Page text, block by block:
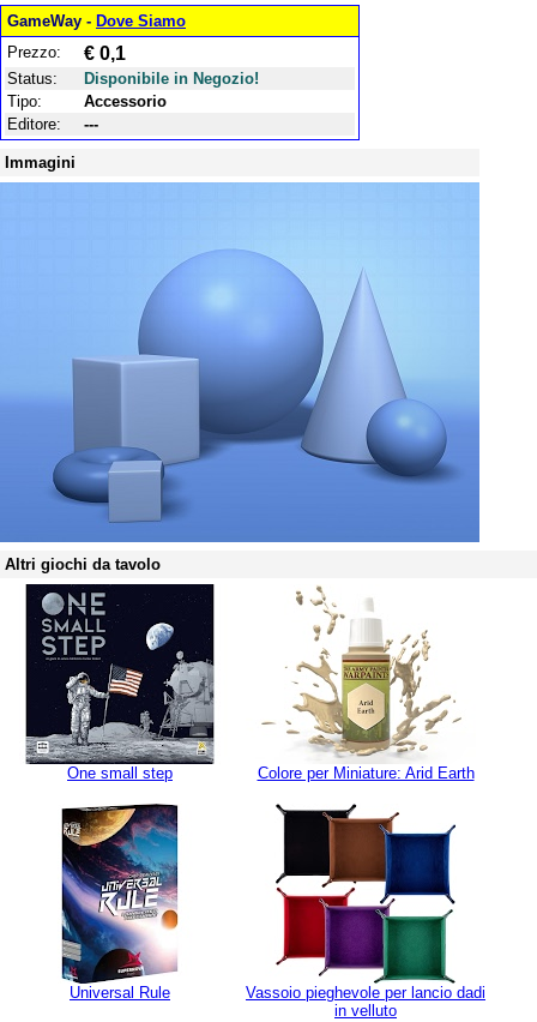
GameWay - Dove Siamo
Prezzo:
€ 0,1
Status:
Disponibile in Negozio!
Tipo:
Accessorio
Editore:
---
Immagini
Altri giochi da tavolo
One small step Colore per Miniature: Arid Earth
Universal Rule
Vassoio pieghevole per lancio dadi
in velluto